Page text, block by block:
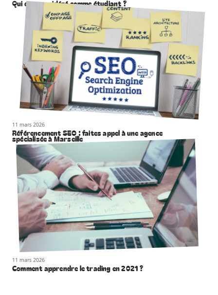
Qui est considéré comme étudiant ?
11 mars 2026
Référencement SEO : faites appel à une agence
spécialisée à Marseille
11 mars 2026
Comment apprendre le trading en 2021 ?